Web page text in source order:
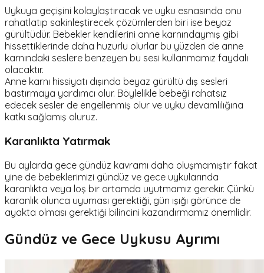
Uykuya geçişini kolaylaştıracak ve uyku esnasında onu
rahatlatıp sakinleştirecek çözümlerden biri ise beyaz
gürültüdür. Bebekler kendilerini anne karnındaymış gibi
hissettiklerinde daha huzurlu olurlar bu yüzden de anne
karnındaki seslere benzeyen bu sesi kullanmamız faydalı
olacaktır.
Anne karnı hissiyatı dışında beyaz gürültü dış sesleri
bastırmaya yardımcı olur. Böylelikle bebeği rahatsız
edecek sesler de engellenmiş olur ve uyku devamlılığına
katkı sağlamış oluruz.
Karanlıkta Yatırmak
Bu aylarda gece gündüz kavramı daha oluşmamıştır fakat
yine de bebeklerimizi gündüz ve gece uykularında
karanlıkta veya loş bir ortamda uyutmamız gerekir. Çünkü
karanlık olunca uyuması gerektiği, gün ışığı görünce de
ayakta olması gerektiği bilincini kazandırmamız önemlidir.
Gündüz ve Gece Uykusu Ayrımı